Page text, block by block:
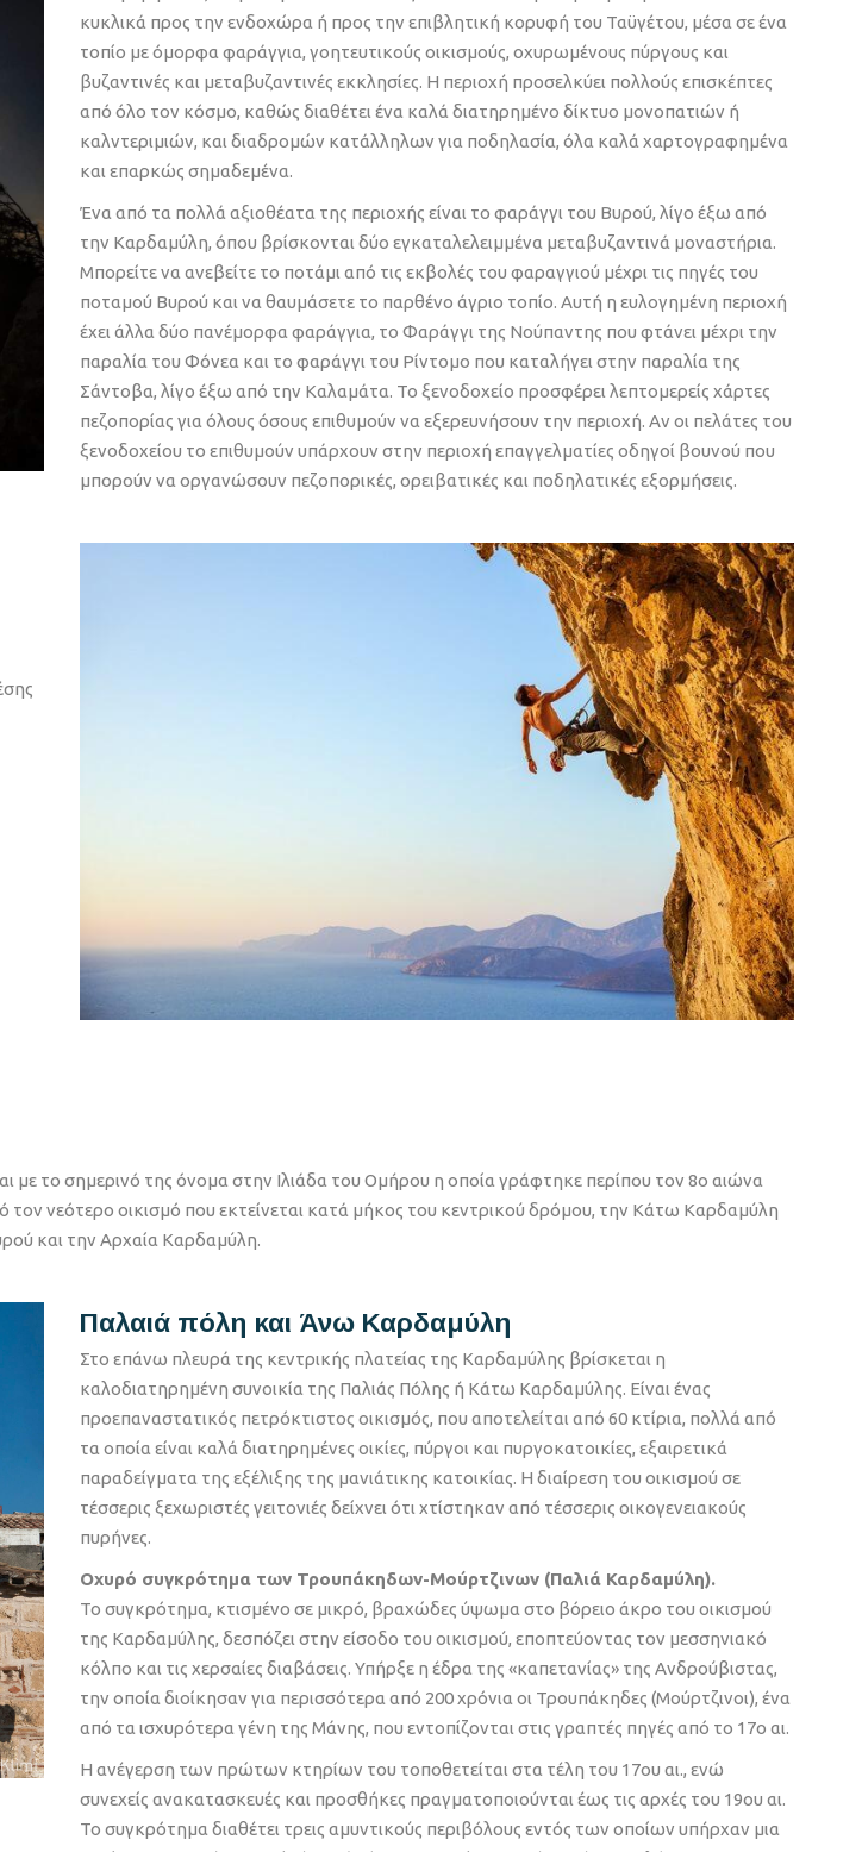
κυκλικά προς την ενδοχώρα ή προς την επιβλητική κορυφή του Ταϋγέτου, μέσα σε ένα
τοπίο με όμορφα φαράγγια, γοητευτικούς οικισμούς, οχυρωμένους πύργους και
βυζαντινές και μεταβυζαντινές εκκλησίες. Η περιοχή προσελκύει πολλούς επισκέπτες
από όλο τον κόσμο, καθώς διαθέτει ένα καλά διατηρημένο δίκτυο μονοπατιών ή
καλντεριμιών, και διαδρομών κατάλληλων για ποδηλασία, όλα καλά χαρτογραφημένα
και επαρκώς σημαδεμένα.
Ένα από τα πολλά αξιοθέατα της περιοχής είναι το φαράγγι του Βυρού, λίγο έξω από
την Καρδαμύλη, όπου βρίσκονται δύο εγκαταλελειμμένα μεταβυζαντινά μοναστήρια.
Μπορείτε να ανεβείτε το ποτάμι από τις εκβολές του φαραγγιού μέχρι τις πηγές του
ποταμού Βυρού και να θαυμάσετε το παρθένο άγριο τοπίο. Αυτή η ευλογημένη περιοχή
έχει άλλα δύο πανέμορφα φαράγγια, το Φαράγγι της Νούπαντης που φτάνει μέχρι την
παραλία του Φόνεα και το φαράγγι του Ρίντομο που καταλήγει στην παραλία της
Σάντοβα, λίγο έξω από την Καλαμάτα. Το ξενοδοχείο προσφέρει λεπτομερείς χάρτες
πεζοπορίας για όλους όσους επιθυμούν να εξερευνήσουν την περιοχή. Αν οι πελάτες του
ξενοδοχείου το επιθυμούν υπάρχουν στην περιοχή επαγγελματίες οδηγοί βουνού που
μπορούν να οργανώσουν πεζοπορικές, ορειβατικές και ποδηλατικές εξορμήσεις.
με το σημερινό της όνομα στην Ιλιάδα του Ομήρου η οποία γράφτηκε περίπου τον 8ο αιώνα
τον νεότερο οικισμό που εκτείνεται κατά μήκος του κεντρικού δρόμου, την Κάτω Καρδαμύλη
και την Αρχαία Καρδαμύλη.
Παλαιά πόλη και Άνω Καρδαμύλη
Στο επάνω πλευρά της κεντρικής πλατείας της Καρδαμύλης βρίσκεται η
καλοδιατηρημένη συνοικία της Παλιάς Πόλης ή Κάτω Καρδαμύλης. Είναι ένας
προεπαναστατικός πετρόκτιστος οικισμός, που αποτελείται από 60 κτίρια, πολλά από
τα οποία είναι καλά διατηρημένες οικίες, πύργοι και πυργοκατοικίες, εξαιρετικά
παραδείγματα της εξέλιξης της μανιάτικης κατοικίας. Η διαίρεση του οικισμού σε
τέσσερις ξεχωριστές γειτονιές δείχνει ότι χτίστηκαν από τέσσερις οικογενειακούς
πυρήνες.
Οχυρό συγκρότημα των Τρουπάκηδων-Μούρτζινων (Παλιά Καρδαμύλη).
Το συγκρότημα, κτισμένο σε μικρό, βραχώδες ύψωμα στο βόρειο άκρο του οικισμού
της Καρδαμύλης, δεσπόζει στην είσοδο του οικισμού, εποπτεύοντας τον μεσσηνιακό
κόλπο και τις χερσαίες διαβάσεις. Υπήρξε η έδρα της «καπετανίας» της Ανδρούβιστας,
την οποία διοίκησαν για περισσότερα από 200 χρόνια οι Τρουπάκηδες (Μούρτζινοι), ένα
από τα ισχυρότερα γένη της Μάνης, που εντοπίζονται στις γραπτές πηγές από το 17ο αι.
Η ανέγερση των πρώτων κτηρίων του τοποθετείται στα τέλη του 17ου αι., ενώ
συνεχείς ανακατασκευές και προσθήκες πραγματοποιούνται έως τις αρχές του 19ου αι.
Το συγκρότημα διαθέτει τρεις αμυντικούς περιβόλους εντός των οποίων υπήρχαν μια